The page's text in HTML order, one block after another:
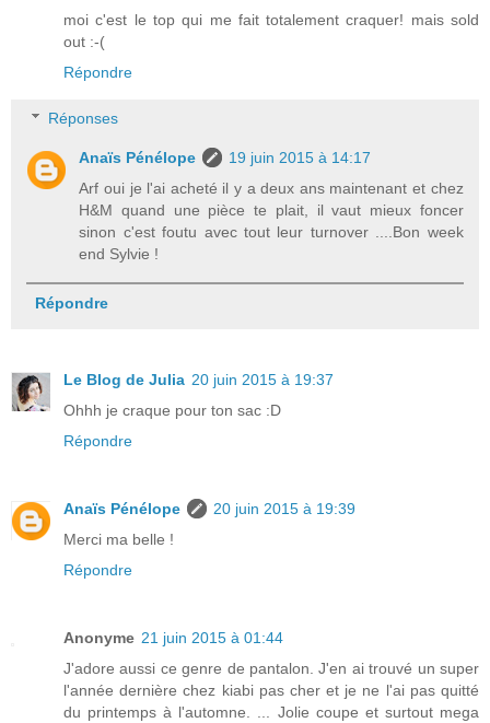
moi c'est le top qui me fait totalement craquer! mais sold
out :-(
Répondre
Réponses
Anaïs Pénélope
19 juin 2015 à 14:17
Arf oui je l'ai acheté il y a deux ans maintenant et chez
H&M quand une pièce te plait, il vaut mieux foncer
sinon c'est foutu avec tout leur turnover ....Bon week
end Sylvie !
Répondre
Le Blog de Julia 20 juin 2015 à 19:37
Ohhh je craque pour ton sac :D
Répondre
Anaïs Pénélope
20 juin 2015 à 19:39
Merci ma belle !
Répondre
Anonyme 21 juin 2015 à 01:44
J'adore aussi ce genre de pantalon. J'en ai trouvé un super
l'année dernière chez kiabi pas cher et je ne l'ai pas quitté
du printemps à l'automne. ... Jolie coupe et surtout mega